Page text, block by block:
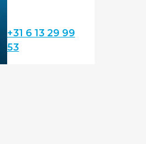
+31 6 13 29 99
53